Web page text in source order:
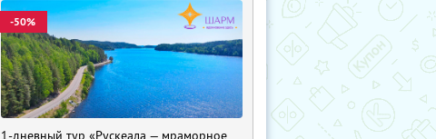
-50%
1-дневный тур «Рускеала — мраморное